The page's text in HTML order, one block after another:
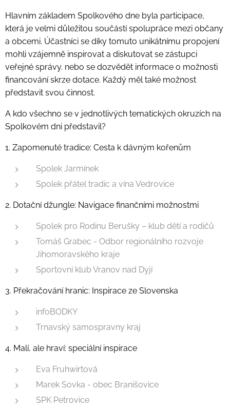
Hlavním základem Spolkového dne byla participace,
která je velmi důležitou součástí spolupráce mezi občany
a obcemi. Účastníci se díky tomuto unikátnímu propojení
mohli vzájemně inspirovat a diskutovat se zástupci
veřejné správy. nebo se dozvědět informace o možnosti
financování skrze dotace. Každý měl také možnost
představit svou činnost.
A kdo všechno se v jednotlivých tematických okruzích na
Spolkovém dni představil?
1. Zapomenuté tradice: Cesta k dávným kořenům
Spolek Jarmínek
Spolek přátel tradic a vína Vedrovice
2. Dotační džungle: Navigace finančními možnostmi
Spolek pro Rodinu Berušky – klub dětí a rodičů
Tomáš Grabec - Odbor regionálního rozvoje
Jihomoravského kraje
Sportovní klub Vranov nad Dyjí
3. Překračování hranic: Inspirace ze Slovenska
infoBODKY
Trnavský samospravny kraj
4. Malí, ale hraví: speciální inspirace
Eva Fruhwirtová
Marek Sovka - obec Branišovice
SPK Petrovice